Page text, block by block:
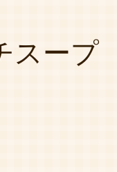
スープ